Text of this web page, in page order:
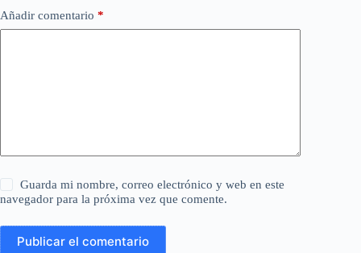
Añadir comentario *
Guarda mi nombre, correo electrónico y web en este
navegador para la próxima vez que comente.
Publicar el comentario